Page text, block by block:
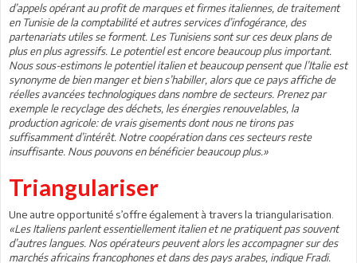
d’appels opérant au profit de marques et firmes italiennes, de traitement
en Tunisie de la comptabilité et autres services d’infogérance, des
partenariats utiles se forment. Les Tunisiens sont sur ces deux plans de
plus en plus agressifs. Le potentiel est encore beaucoup plus important.
Nous sous-estimons le potentiel italien et beaucoup pensent que l’Italie est
synonyme de bien manger et bien s’habiller, alors que ce pays affiche de
réelles avancées technologiques dans nombre de secteurs. Prenez par
exemple le recyclage des déchets, les énergies renouvelables, la
production agricole: de vrais gisements dont nous ne tirons pas
suffisamment d’intérêt. Notre coopération dans ces secteurs reste
insuffisante. Nous pouvons en bénéficier beaucoup plus.»
Triangulariser
Une autre opportunité s’offre également à travers la triangularisation.
«Les Italiens parlent essentiellement italien et ne pratiquent pas souvent
d’autres langues. Nos opérateurs peuvent alors les accompagner sur des
marchés africains francophones et dans des pays arabes, indique Fradi.